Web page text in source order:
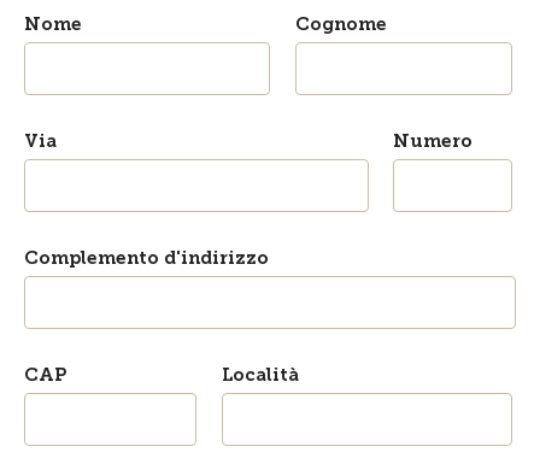
Nome Cognome
Via Numero
Complemento d'indirizzo
CAP Località